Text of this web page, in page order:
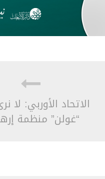
الاتحاد الأوربي: لا
“غولن” منظمة